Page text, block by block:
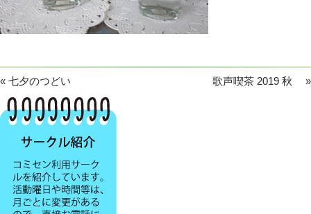
« 七夕のつどい 歌声喫茶 2019 秋 »